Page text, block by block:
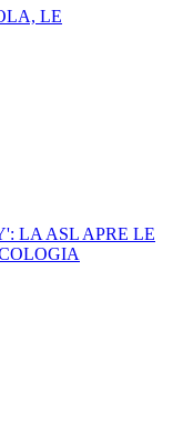
LE
LA ASL APRE LE